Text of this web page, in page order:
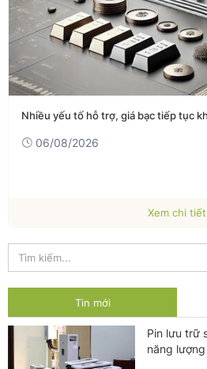
Nhiều yếu tố hỗ trợ, giá bạc tiếp tục
06/08/2026
Xem chi tiết
Tin mới
Pin lưu trữ
năng